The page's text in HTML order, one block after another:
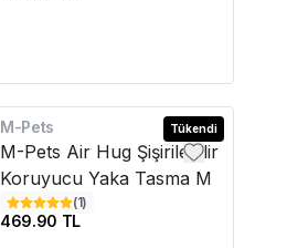
Tükendi
M-Pets
M-Pets Air Hug Şişirilebilir
Koruyucu Yaka Tasma M
(1)
469.90 TL